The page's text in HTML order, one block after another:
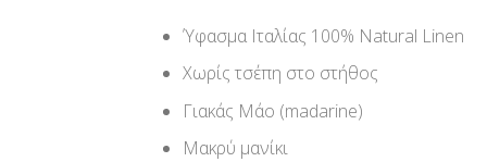
Ύφασμα Ιταλίας 100% Natural Linen
Χωρίς τσέπη στο στήθος
Γιακάς Μάο (madarine)
Μακρύ μανίκι